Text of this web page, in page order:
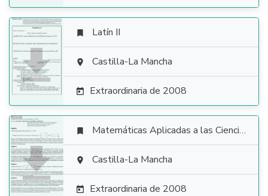

 Latín II
 Castilla-La Mancha
 Extraordinaria de 2008

 Matemáticas Aplicadas a las Ciencias Sociales
 Castilla-La Mancha
 Extraordinaria de 2008